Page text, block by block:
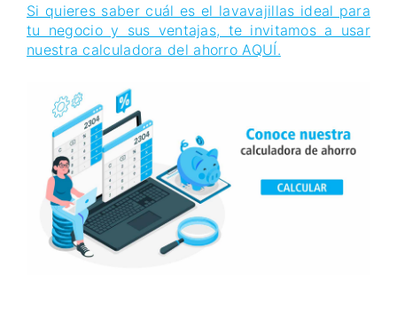
Si quieres saber cuál es el lavavajillas ideal para
tu negocio y sus ventajas, te invitamos a usar
nuestra calculadora del ahorro AQUÍ.